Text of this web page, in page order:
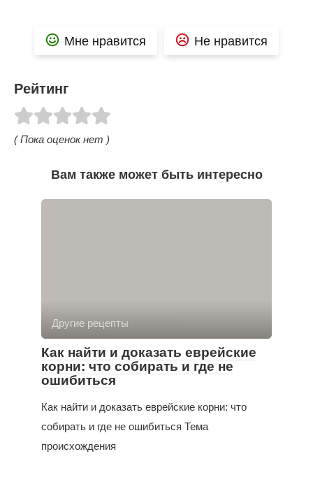
Мне нравится Не нравится
Рейтинг
( Пока оценок нет )
Вам также может быть интересно
Другие рецепты
Как найти и доказать еврейские
корни: что собирать и где не
ошибиться
Как найти и доказать еврейские корни: что
собирать и где не ошибиться Тема
происхождения